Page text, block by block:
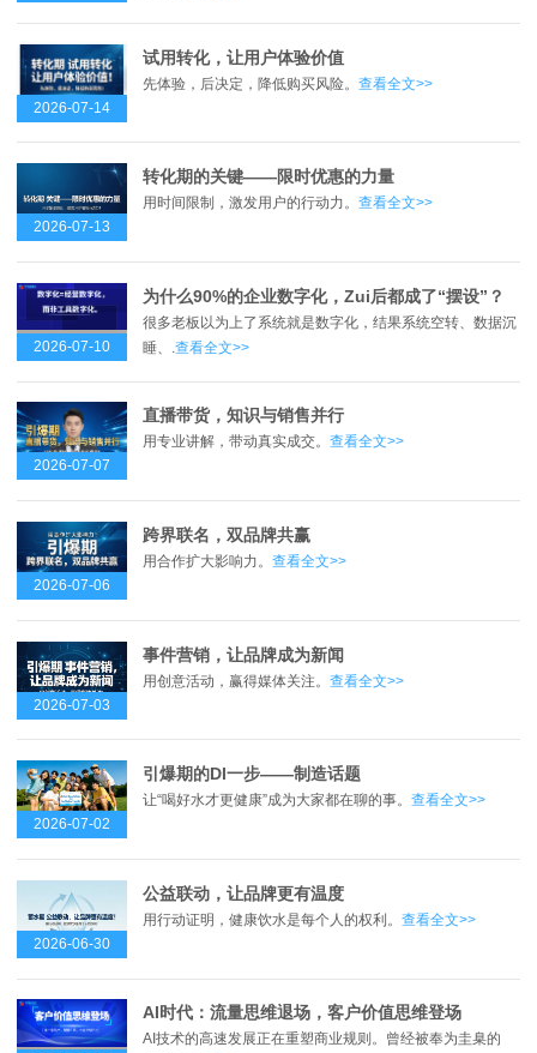
2026-07-14
试用转化，让用户体验价值
先体验，后决定，降低购买风险。 查看全文>>
2026-07-13
转化期的关键——限时优惠的力量
用时间限制，激发用户的行动力。 查看全文>>
2026-07-10
为什么90%的企业数字化，Zui后都成了“摆设”？
很多老板以为上了系统就是数字化，结果系统空转、数据沉
睡、.查看全文>>
2026-07-07
直播带货，知识与销售并行
用专业讲解，带动真实成交。 查看全文>>
2026-07-06
跨界联名，双品牌共赢
用合作扩大影响力。 查看全文>>
2026-07-03
事件营销，让品牌成为新闻
用创意活动，赢得媒体关注。 查看全文>>
2026-07-02
引爆期的DI一步——制造话题
让“喝好水才更健康”成为大家都在聊的事。 查看全文>>
2026-06-30
公益联动，让品牌更有温度
用行动证明，健康饮水是每个人的权利。 查看全文>>
AI时代：流量思维退场，客户价值思维登场
AI技术的高速发展正在重塑商业规则。曾经被奉为圭臬的